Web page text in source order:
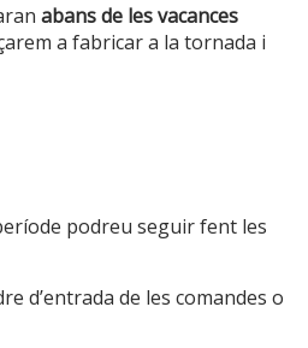
abans de les vacances
a fabricar a la tornada i
podreu seguir fent les
d’entrada de les comandes o